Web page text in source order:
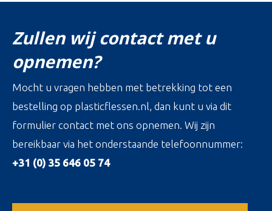
Zullen wij contact met u
opnemen?
Mocht u vragen hebben met betrekking tot een
bestelling op plasticflessen.nl, dan kunt u via dit
formulier contact met ons opnemen. Wij zijn
bereikbaar via het onderstaande telefoonnummer:
+31 (0) 35 646 05 74